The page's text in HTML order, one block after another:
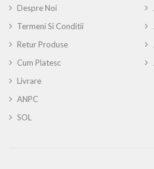
Despre Noi
Termeni Si Conditii
Retur Produse
Cum Platesc
Livrare
ANPC
SOL